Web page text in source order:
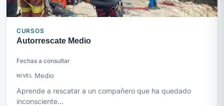
CURSOS
Autorrescate Medio
Fechas a consultar
NIVEL Medio
Aprende a rescatar a un compañero que ha quedado
inconsciente...